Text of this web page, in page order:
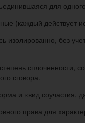
для
(каждый действует
изолированно, без
сплоченности,
сговора.
и «вид соучастия,
права для